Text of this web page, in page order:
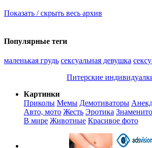
Показать / скрыть весь архив
Популярные теги
маленькая грудь сексуальная девушка
Питерские
Картинки
Приколы Мемы Демотиваторы
Авто, мото Жесть Эротика
В мире Животные Красивое фото